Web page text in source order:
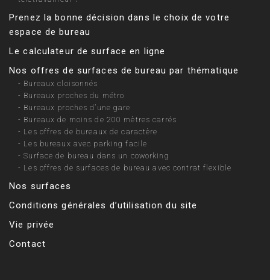
Prenez la bonne décision dans le choix de votre
espace de bureau
Le calculateur de surface en ligne
Nos offres de surfaces de bureau par thématique
- Bureaux cloisonnés
- Bureaux proches du métro
- Bureaux proches d’une gare
- Bureaux de moins de 200 mètres carrés
- Les offres de bureaux de caractère
- Les bureaux avec parking facile
-Surface de bureau dans un coworking
- Les offres de surfaces de bureau avec contrat flexible
Nos surfaces
Conditions générales d’utilisation du site
Vie privée
Contact